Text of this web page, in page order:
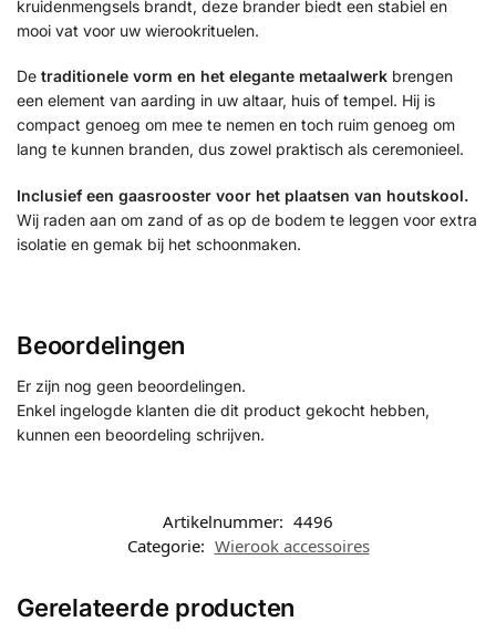
kruidenmengsels brandt, deze brander biedt een stabiel en
mooi vat voor uw wierookrituelen.
De traditionele vorm en het elegante metaalwerk brengen
een element van aarding in uw altaar, huis of tempel. Hij is
compact genoeg om mee te nemen en toch ruim genoeg om
lang te kunnen branden, dus zowel praktisch als ceremonieel.
Inclusief een gaasrooster voor het plaatsen van houtskool.
Wij raden aan om zand of as op de bodem te leggen voor extra
isolatie en gemak bij het schoonmaken.
Beoordelingen
Er zijn nog geen beoordelingen.
Enkel ingelogde klanten die dit product gekocht hebben,
kunnen een beoordeling schrijven.
Artikelnummer: 4496
Categorie: Wierook accessoires
Gerelateerde producten